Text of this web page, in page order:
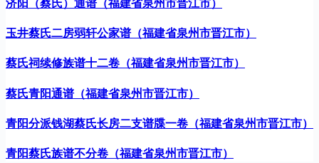
济阳（蔡氏）通谱（福建省泉州市晋江市）
玉井蔡氏二房弱轩公家谱（福建省泉州市晋江市）
蔡氏祠续修族谱十二卷（福建省泉州市晋江市）
蔡氏青阳通谱（福建省泉州市晋江市）
青阳分派钱湖蔡氏长房二支谱牒一卷（福建省泉州市晋江市）
青阳蔡氏族谱不分卷（福建省泉州市晋江市）